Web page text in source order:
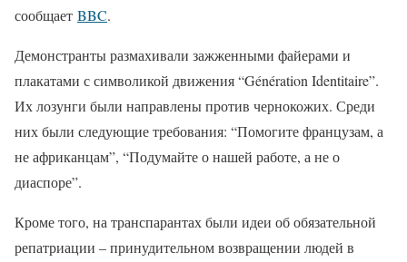
сообщает BBC.
Демонстранты размахивали зажженными файерами и
плакатами с символикой движения “Génération Identitaire”.
Их лозунги были направлены против чернокожих. Среди
них были следующие требования: “Помогите французам, а
не африканцам”, “Подумайте о нашей работе, а не о
диаспоре”.
Кроме того, на транспарантах были идеи об обязательной
репатриации – принудительном возвращении людей в